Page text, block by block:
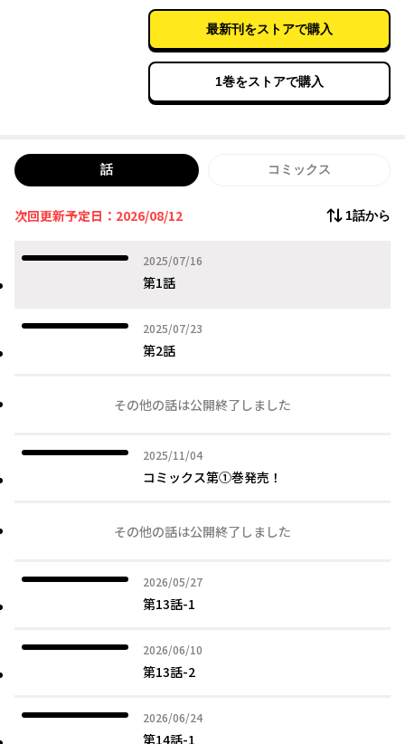
最新刊をストアで購入
1巻をストアで購入
話 コミックス
次回更新予定日：2026/08/12 1話から
2025/07/16
2025年07月16日
第1話
2025/07/23
2025年07月23日
第2話
その他の話は公開終了しました
2025/11/04
2025年11月04日
コミックス第①巻発売！
その他の話は公開終了しました
2026/05/27
2026年05月27日
第13話-1
2026/06/10
2026年06月10日
第13話-2
2026/06/24
2026年06月24日
第14話-1